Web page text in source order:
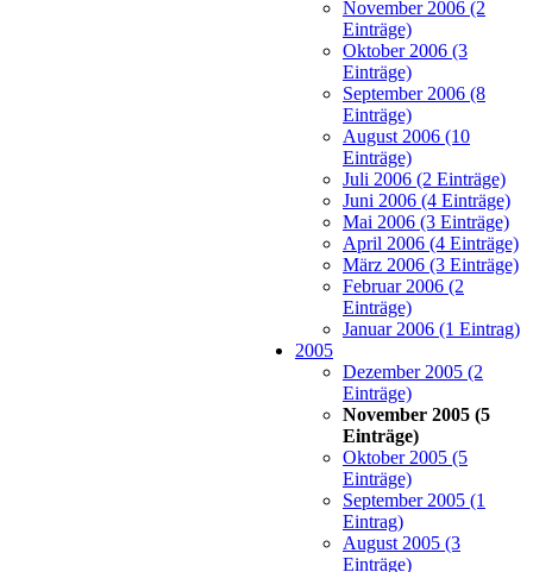
November 2006 (2
Einträge)
Oktober 2006 (3
Einträge)
September 2006 (8
Einträge)
August 2006 (10
Einträge)
Juli 2006 (2 Einträge)
Juni 2006 (4 Einträge)
Mai 2006 (3 Einträge)
April 2006 (4 Einträge)
März 2006 (3 Einträge)
Februar 2006 (2
Einträge)
Januar 2006 (1 Eintrag)
2005
Dezember 2005 (2
Einträge)
November 2005 (5
Einträge)
Oktober 2005 (5
Einträge)
September 2005 (1
Eintrag)
August 2005 (3
Einträge)